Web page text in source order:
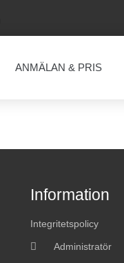
ANMÄLAN & PRIS
Information
Integritetspolicy
Administratör